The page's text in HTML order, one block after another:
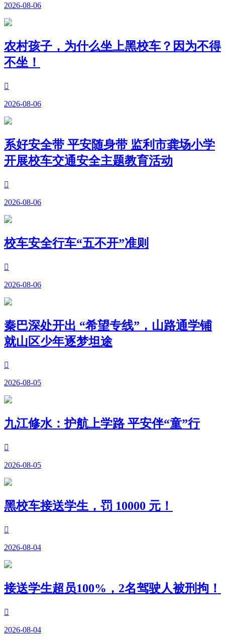
2026-08-06
农村孩子，为什么坐上黑校车？因为不得
不坐！

2026-08-06
系好安全带 平安随身带 监利市龚场小学
开展校车交通安全主题教育活动

2026-08-06
校车安全行车“五不开”准则

2026-08-06
秦巴深处开出 “希望专线”，山路通学铺
就山区少年逐梦坦途

2026-08-05
九江修水：护航上学路 平安伴“童”行

2026-08-05
黑校车接送学生，罚 10000 元！

2026-08-04
接送学生超员100%，2名驾驶人被刑拘！

2026-08-04